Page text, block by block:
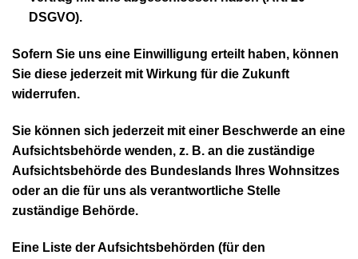
DSGVO).
Sofern Sie uns eine Einwilligung erteilt haben, können
Sie diese jederzeit mit Wirkung für die Zukunft
widerrufen.
Sie können sich jederzeit mit einer Beschwerde an eine
Aufsichtsbehörde wenden, z. B. an die zuständige
Aufsichtsbehörde des Bundeslands Ihres Wohnsitzes
oder an die für uns als verantwortliche Stelle
zuständige Behörde.
Eine Liste der Aufsichtsbehörden (für den